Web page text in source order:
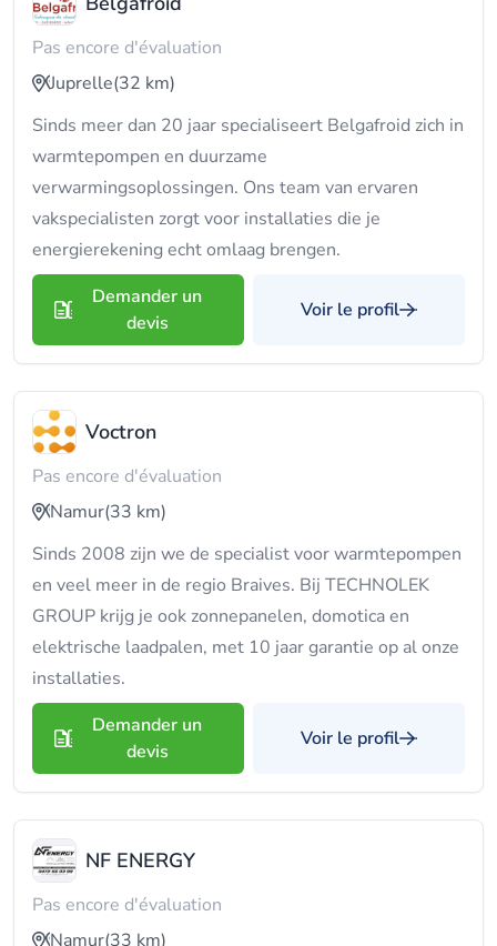
Pas encore d'évaluation
Juprelle(32 km)
Sinds meer dan 20 jaar specialiseert Belgafroid zich in
warmtepompen en duurzame
verwarmingsoplossingen. Ons team van ervaren
vakspecialisten zorgt voor installaties die je
energierekening echt omlaag brengen.
Demander un
devis
Voir le profil
Voctron
Pas encore d'évaluation
Namur(33 km)
Sinds 2008 zijn we de specialist voor warmtepompen
en veel meer in de regio Braives. Bij TECHNOLEK
GROUP krijg je ook zonnepanelen, domotica en
elektrische laadpalen, met 10 jaar garantie op al onze
installaties.
Demander un
devis
Voir le profil
NF ENERGY
Pas encore d'évaluation
Namur(33 km)